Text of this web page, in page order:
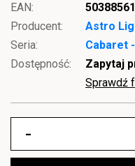
EAN:
Producent:
Astro
Seria:
Cabaret
Dostępność:
Zapytaj
Sprawdź
-